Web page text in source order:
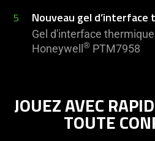
5 Nouveau gel d’interface
Gel d'interface thermique
Honeywell ® PTM7958
JOUEZ AVEC
TOUTE